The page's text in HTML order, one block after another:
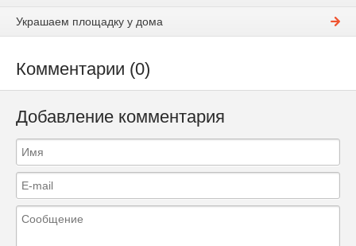
Украшаем площадку у дома
Комментарии (0)
Добавление комментария